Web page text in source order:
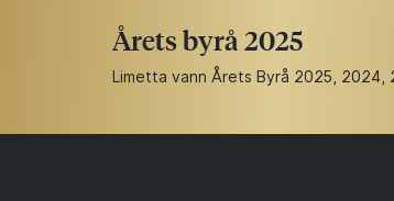
Årets byrå 2025
Limetta vann Årets Byrå 2025,